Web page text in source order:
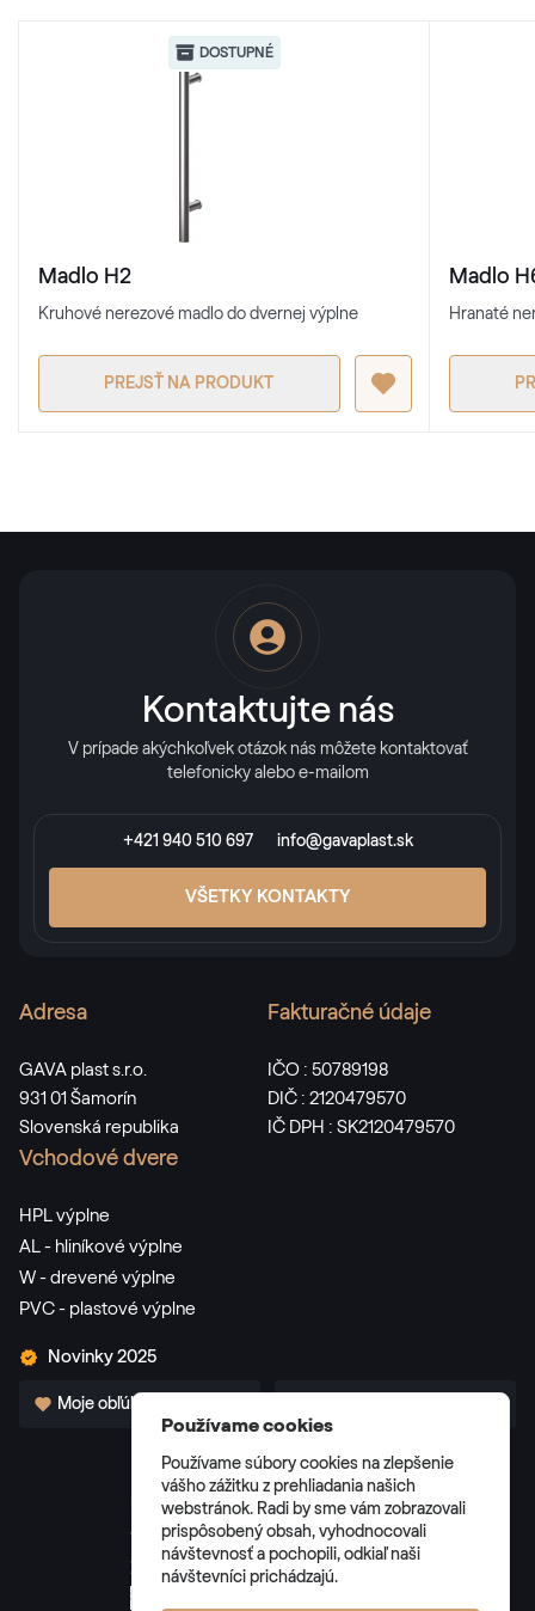
DOSTUPNÉ
Madlo H2
Kruhové nerezové madlo do dvernej výplne
PREJSŤ NA PRODUKT
Madlo
Hranaté
Kontaktujte nás
V prípade akýchkoľvek otázok nás môžete kontaktovať
telefonicky alebo e-mailom
+421 940 510 697 info@gavaplast.sk
VŠETKY KONTAKTY
Adresa
GAVA plast s.r.o.
931 01 Šamorín
Slovenská republika
Fakturačné údaje
IČO : 50789198
DIČ : 2120479570
IČ DPH : SK2120479570
Vchodové dvere
HPL výplne
AL - hliníkové výplne
W - drevené výplne
PVC - plastové výplne
Novinky 2025
Moje obľúbené
Všeobecné obchodné podmienky
Zásady spracúvania osobných údajov
Správa cookies
Používame cookies
Používame súbory cookies na zlepšenie
vášho zážitku z prehliadania našich
webstránok. Radi by sme vám zobrazovali
prispôsobený obsah, vyhodnocovali
návštevnosť a pochopili, odkiaľ naši
návštevníci prichádzajú.